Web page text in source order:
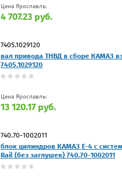
Цена Ярославль:
4 707.23 руб.
7405.1029120
вал привода ТНВД в сборе КАМАЗ
7405.1029120
Цена Ярославль:
13 120.17 руб.
740.70-1002011
блок цилиндров КАМАЗ Е-4 с
Rail (без заглушек) 740.70-1002011